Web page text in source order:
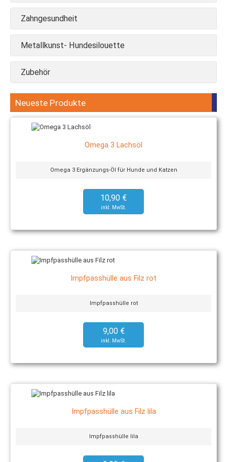
Zahngesundheit
Metallkunst- Hundesilouette
Zubehör
Neueste Produkte
Omega 3 Lachsöl
Omega 3 Ergänzungs-Öl für Hunde und Katzen
10,90 €
Impfpasshülle aus Filz rot
Impfpasshülle rot
9,00 €
Impfpasshülle aus Filz lila
Impfpasshülle lila